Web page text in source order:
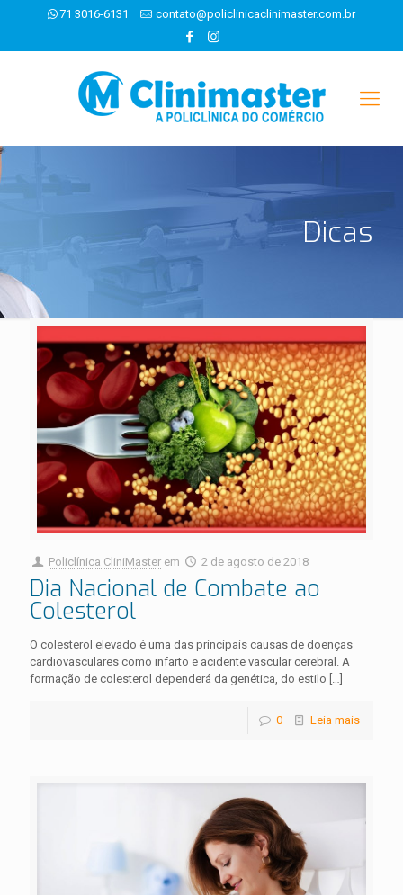
71 3016-6131 contato@policlinicaclinimaster.com.br
Dicas
Policlínica CliniMaster em 2 de agosto de 2018
Dia Nacional de Combate ao
Colesterol
O colesterol elevado é uma das principais causas de doenças
cardiovasculares como infarto e acidente vascular cerebral. A
formação de colesterol dependerá da genética, do estilo
0 Leia mais